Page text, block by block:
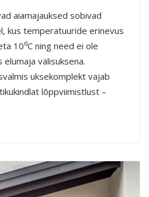
aiamajauksed sobivad
kus temperatuuride erinevus
10⁰C ning need ei ole
välisuksena.
uksekomplekt vajab
lõppviimistlust –